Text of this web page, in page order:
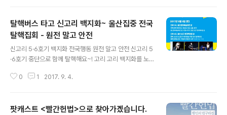
여기서 우리는 국민들을 향해 끊임없이 거짓말을 일삼았던
무책임하고 무능한 전임대통령 박근혜만 욕하고 돌아설 수
도 있을 것입니다 하지만, 다시 또 어떤 대통령이 얄팍한 수
로 국민을 속이고 집권 기간 거짓말로 일관해도 우리는 그
대통령이 박근혜 만큼 거대한 악을 저지르고 또한 그것이
임기 중에 크게 드러나지 않는 이상 그것을 알 수도, 멈출
탈핵버스 타고 신고리 백지화~ 울산집중 전국
탈핵집회 - 원전 말고 안전
신고리 5·6호기 백지화 전국행동 원전 말고 안전 신고리 5
·6호기 중단으로 함께 탈핵해요~! 고리 고리 백지화를 노
탈핵 자전거 원정대에 이어 이제는 전국에서 탈핵을 외치
염원을 즐거운 행진과 외침으로 함께 합니다. 서울에서는
0 1 2017. 9. 4.
팟캐스트 <빨간헌법>으로 찾아가겠습니다.